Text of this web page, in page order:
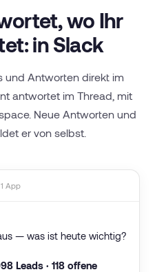
wo Ihr
in Slack
und Antworten direkt im
antwortet im Thread, mit
Neue Antworten und
er von selbst.
App
— was ist heute wichtig?
Leads · 118 offene